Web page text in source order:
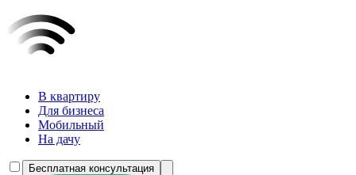
В квартиру
Для бизнеса
Мобильный
На дачу
Бесплатная консультация